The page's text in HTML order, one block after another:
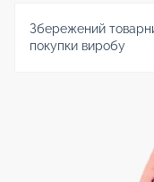
Збережений
покупки виробу